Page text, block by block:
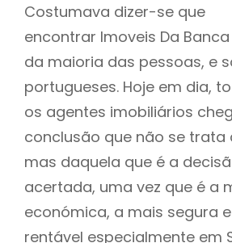
Costumava dizer-se que
encontrar Imoveis Da
da maioria das pessoas, e
portugueses. Hoje em dia,
os agentes imobiliários
conclusão que não se trata
mas daquela que é a
acertada, uma vez que é a
económica, a mais segura
rentável especialmente em